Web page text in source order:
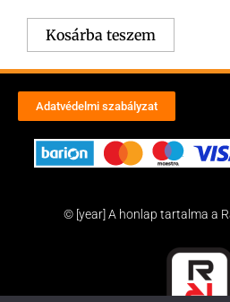
Kosárba teszem
Adatvédelmi szabályzat
© [year] A honlap tartalma a